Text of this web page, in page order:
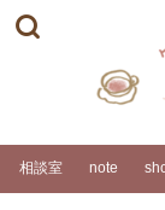
相談室 note